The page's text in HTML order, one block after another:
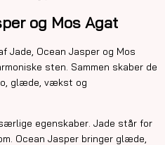
og Mos Agat
Jade, Ocean Jasper og Mos
sten. Sammen skaber de
glæde, vækst og
egenskaber. Jade står for
Ocean Jasper bringer glæde,